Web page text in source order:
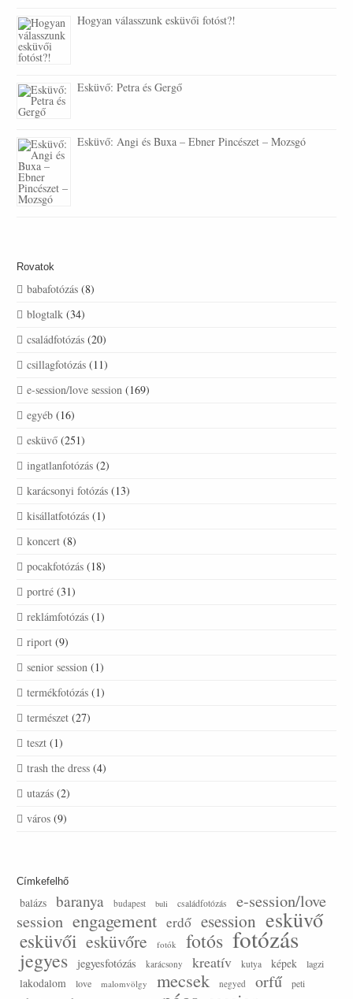
Hogyan válasszunk esküvői fotóst?!
Esküvő: Petra és Gergő
Esküvő: Angi és Buxa – Ebner Pincészet – Mozsgó
Rovatok
babafotózás (8)
blogtalk (34)
családfotózás (20)
csillagfotózás (11)
e-session/love session (169)
egyéb (16)
esküvő (251)
ingatlanfotózás (2)
karácsonyi fotózás (13)
kisállatfotózás (1)
koncert (8)
pocakfotózás (18)
portré (31)
reklámfotózás (1)
riport (9)
senior session (1)
termékfotózás (1)
természet (27)
teszt (1)
trash the dress (4)
utazás (2)
város (9)
Címkefelhő
balázs baranya budapest buli családfotózás
e-session/love
session engagement erdő esession esküvő
esküvői esküvőre fotók fotós fotózás
jegyes jegyesfotózás karácsony kreatív kutya képek lagzi
lakodalom love malomvölgy mecsek negyed orfű peti